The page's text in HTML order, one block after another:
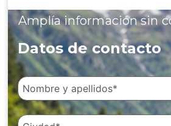
Amplía información sin
Datos de contacto